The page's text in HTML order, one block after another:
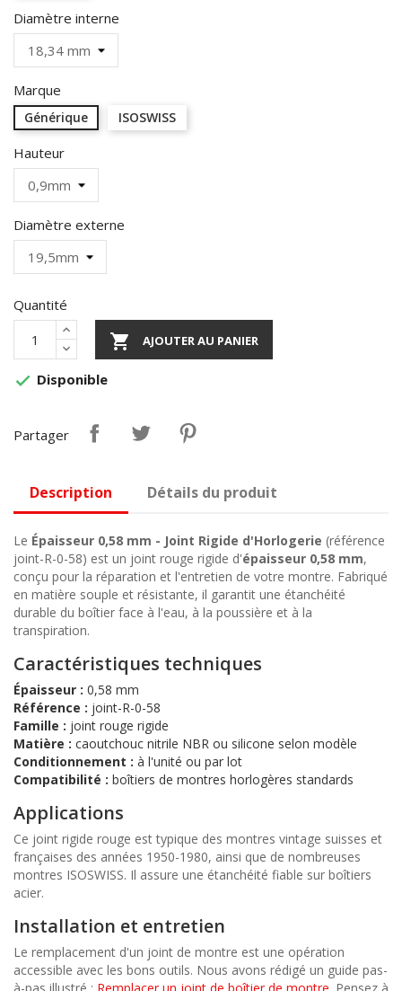
Diamètre interne
Marque
Générique ISOSWISS
Hauteur
Diamètre externe
Quantité
 AJOUTER AU PANIER
 Disponible
Partager
Description Détails du produit
Le Épaisseur 0,58 mm - Joint Rigide d'Horlogerie (référence
joint-R-0-58) est un joint rouge rigide d'épaisseur 0,58 mm,
conçu pour la réparation et l'entretien de votre montre. Fabriqué
en matière souple et résistante, il garantit une étanchéité
durable du boîtier face à l'eau, à la poussière et à la
transpiration.
Caractéristiques techniques
Épaisseur : 0,58 mm
Référence : joint-R-0-58
Famille : joint rouge rigide
Matière : caoutchouc nitrile NBR ou silicone selon modèle
Conditionnement : à l'unité ou par lot
Compatibilité : boîtiers de montres horlogères standards
Applications
Ce joint rigide rouge est typique des montres vintage suisses et
françaises des années 1950-1980, ainsi que de nombreuses
montres ISOSWISS. Il assure une étanchéité fiable sur boîtiers
acier.
Installation et entretien
Le remplacement d'un joint de montre est une opération
accessible avec les bons outils. Nous avons rédigé un guide pas-